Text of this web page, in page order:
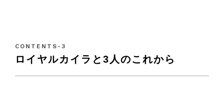
ロイヤルカイラと3人のこれから